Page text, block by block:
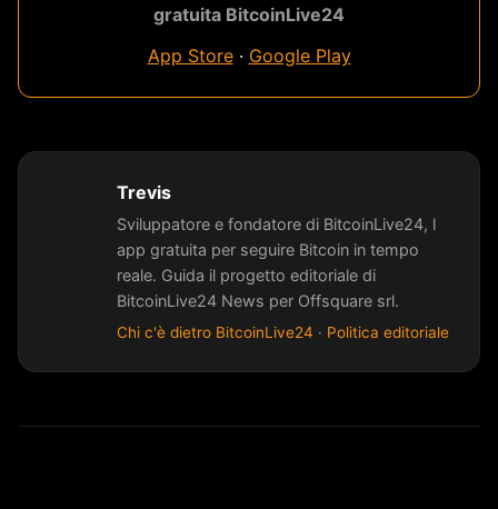
gratuita BitcoinLive24
App Store· Google Play
Trevis
Sviluppatore e fondatore di BitcoinLive24, l
app gratuita per seguire Bitcoin in tempo
reale. Guida il progetto editoriale di
BitcoinLive24 News per Offsquare srl.
Chi c'è dietro BitcoinLive24 · Politica editoriale